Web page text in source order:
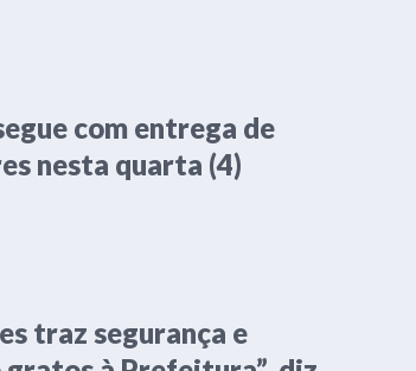
com entrega de
nesta quarta (4)
traz segurança e